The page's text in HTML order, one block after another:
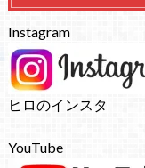
Instagram
ヒロのインスタ
YouTube